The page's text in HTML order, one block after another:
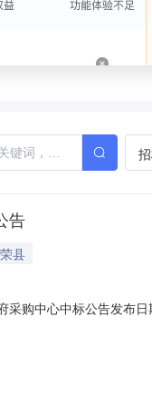
告
县
采购中心中标公告发布
方式：0354-8636245